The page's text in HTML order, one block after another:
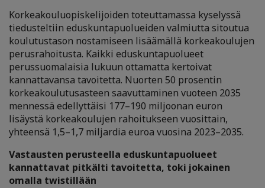
Korkeakouluopiskelijoiden toteuttamassa kyselyssä
tiedusteltiin eduskuntapuolueiden valmiutta sitoutua
koulutustason nostamiseen lisäämällä korkeakoulujen
perusrahoitusta. Kaikki eduskuntapuolueet
perussuomalaisia lukuun ottamatta kertoivat
kannattavansa tavoitetta. Nuorten 50 prosentin
korkeakoulutusasteen saavuttaminen vuoteen 2035
mennessä edellyttäisi 177–190 miljoonan euron
lisäystä korkeakoulujen rahoitukseen vuosittain,
yhteensä 1,5–1,7 miljardia euroa vuosina 2023–2035.
Vastausten perusteella eduskuntapuolueet
kannattavat pitkälti tavoitetta, toki jokainen
omalla twistillään